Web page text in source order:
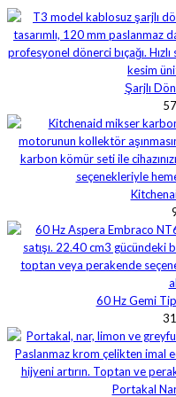
Şarjlı
60 Hz Gemi
Portakal Nar